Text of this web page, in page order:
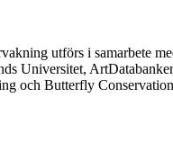
utförs i samarbete
Universitet,
och Butterfly